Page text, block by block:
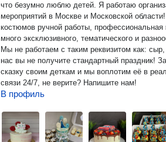
что безумно люблю детей. Я работаю
мероприятий в Москве и Московской
костюмов ручной работы, профессиональная
много эксклюзивного, тематического и
Мы не работаем с таким реквизитом как:
нас вы не получите стандартный праздник!
сказку своим деткам и мы воплотим её в
связи 24/7, не верите? Напишите нам!
В профиль